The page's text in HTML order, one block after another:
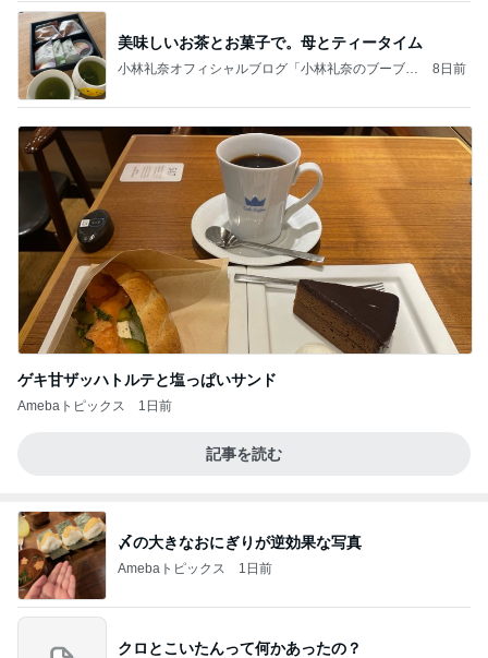
美味しいお茶とお菓子で。母とティータイム
小林礼奈オフィシャルブログ「小林礼奈のブーブー
8日前
ゲキ甘ザッハトルテと塩っぱいサンド
Amebaトピックス 1日前
記事を読む
〆の大きなおにぎりが逆効果な写真
Amebaトピックス 1日前
クロとこいたんって何かあったの？